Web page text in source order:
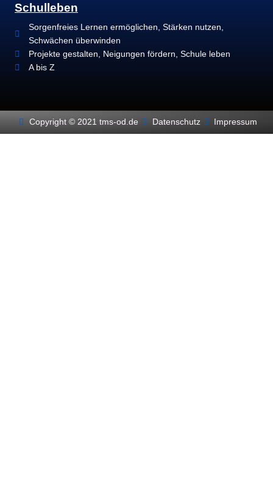
Schulleben
Sorgenfreies Lernen ermöglichen, Stärken nutzen,
Schwächen überwinden
Projekte gestalten, Neigungen fördern, Schule leben
A bis Z
Copyright © 2021 tms-od.de Datenschutz Impressum